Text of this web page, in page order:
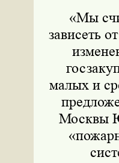
«Мы
зависеть
малых и
Москвы